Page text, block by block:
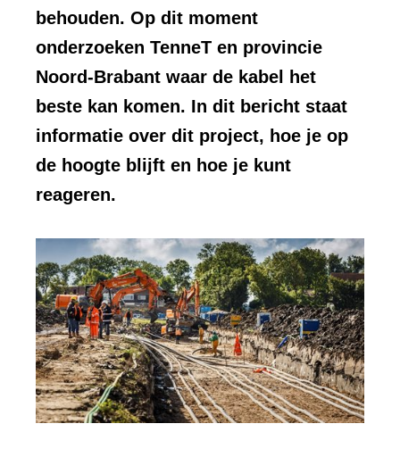
behouden. Op dit moment
onderzoeken TenneT en provincie
Noord-Brabant waar de kabel het
beste kan komen. In dit bericht staat
informatie over dit project, hoe je op
de hoogte blijft en hoe je kunt
reageren.